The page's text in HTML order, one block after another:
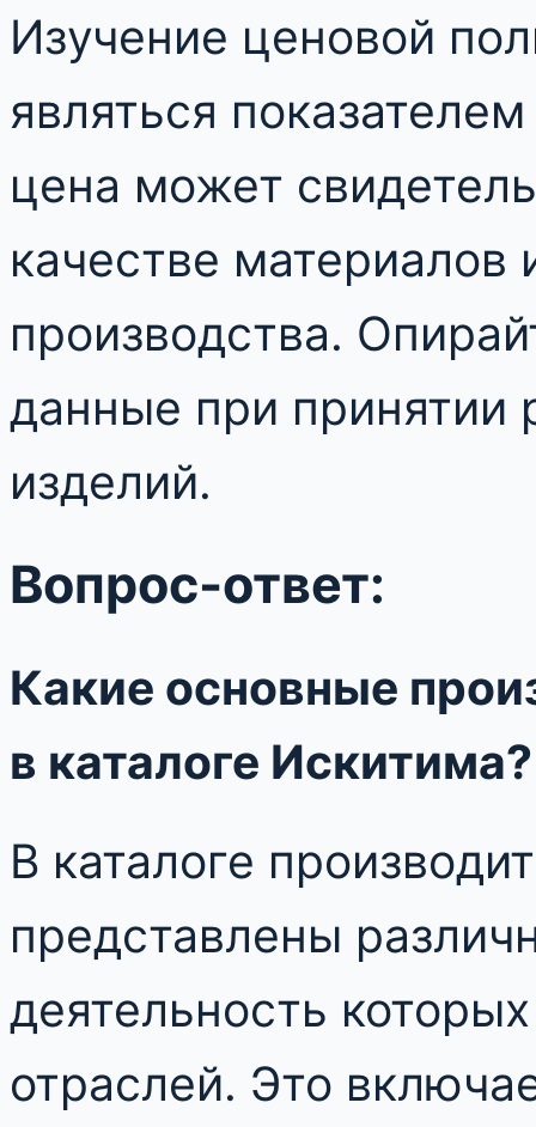
Изучение ценовой
являться
цена может
качестве материалов
производства.
данные при принятии
изделий.
Вопрос-ответ:
Какие основные
в каталоге Искитима?
В каталоге
представлены
деятельность
отраслей. Это